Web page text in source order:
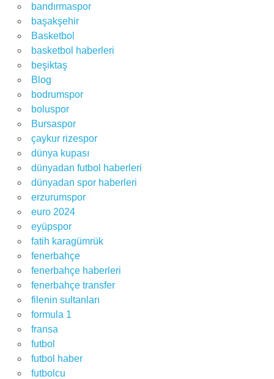
bandırmaspor
başakşehir
Basketbol
basketbol haberleri
beşiktaş
Blog
bodrumspor
boluspor
Bursaspor
çaykur rizespor
dünya kupası
dünyadan futbol haberleri
dünyadan spor haberleri
erzurumspor
euro 2024
eyüpspor
fatih karagümrük
fenerbahçe
fenerbahçe haberleri
fenerbahçe transfer
filenin sultanları
formula 1
fransa
futbol
futbol haber
futbolcu